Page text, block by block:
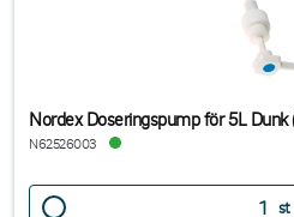
Nordex Doseringspump för 5L Dunk
N62526003
st